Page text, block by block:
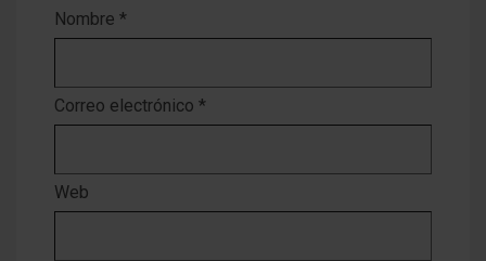
Nombre *
Correo electrónico *
Web